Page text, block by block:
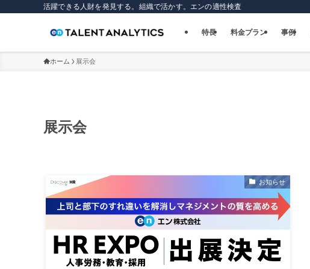
活躍できる人財を発見する。組織で活かす。エンの適性検査
特長 料金プラン 事例
ホーム 展示会
展示会
お知らせ